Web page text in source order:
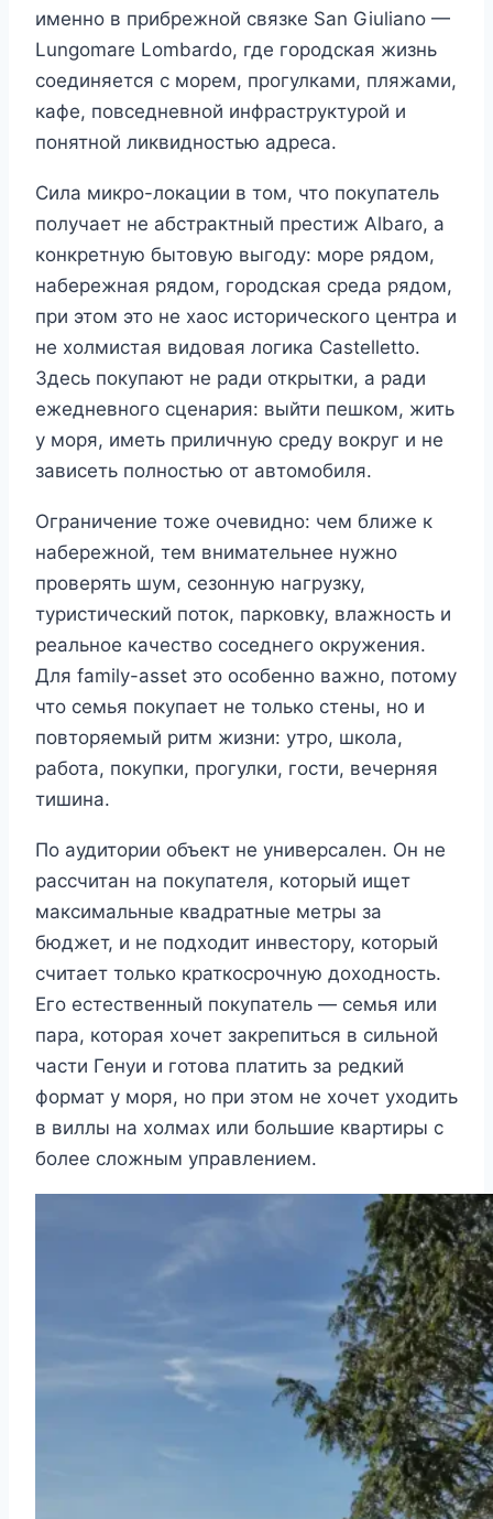
именно в прибрежной связке San Giuliano —
Lungomare Lombardo, где городская жизнь
соединяется с морем, прогулками, пляжами,
кафе, повседневной инфраструктурой и
понятной ликвидностью адреса.
Сила микро-локации в том, что покупатель
получает не абстрактный престиж Albaro, а
конкретную бытовую выгоду: море рядом,
набережная рядом, городская среда рядом,
при этом это не хаос исторического центра и
не холмистая видовая логика Castelletto.
Здесь покупают не ради открытки, а ради
ежедневного сценария: выйти пешком, жить
у моря, иметь приличную среду вокруг и не
зависеть полностью от автомобиля.
Ограничение тоже очевидно: чем ближе к
набережной, тем внимательнее нужно
проверять шум, сезонную нагрузку,
туристический поток, парковку, влажность и
реальное качество соседнего окружения.
Для family-asset это особенно важно, потому
что семья покупает не только стены, но и
повторяемый ритм жизни: утро, школа,
работа, покупки, прогулки, гости, вечерняя
тишина.
По аудитории объект не универсален. Он не
рассчитан на покупателя, который ищет
максимальные квадратные метры за
бюджет, и не подходит инвестору, который
считает только краткосрочную доходность.
Его естественный покупатель — семья или
пара, которая хочет закрепиться в сильной
части Генуи и готова платить за редкий
формат у моря, но при этом не хочет уходить
в виллы на холмах или большие квартиры с
более сложным управлением.